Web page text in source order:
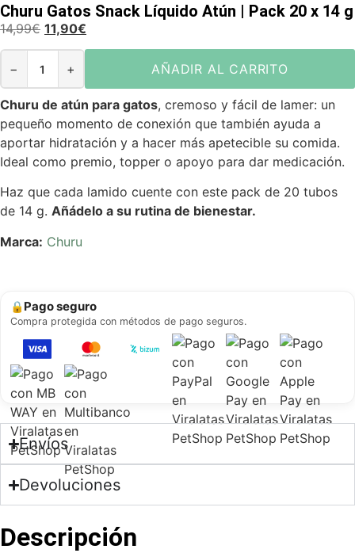
Churu Gatos Snack Líquido Atún | Pack 20 x 14 g
14,99€ 11,90€
− + AÑADIR AL CARRITO
Churu de atún para gatos, cremoso y fácil de lamer: un
pequeño momento de conexión que también ayuda a
aportar hidratación y a hacer más apetecible su comida.
Ideal como premio, topper o apoyo para dar medicación.
Haz que cada lamido cuente con este pack de 20 tubos
de 14 g. Añádelo a su rutina de bienestar.
Marca: Churu
🔒 Pago seguro
Compra protegida con métodos de pago seguros.
Envíos
Devoluciones
Descripción